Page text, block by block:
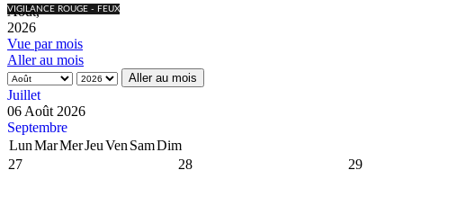
VIGILANCE ROUGE - FEUX
Août,
2026
Vue par mois
Aller au mois
Aller au mois
Juillet
06 Août 2026
Septembre
LunMarMerJeuVen SamDim
27
28 29